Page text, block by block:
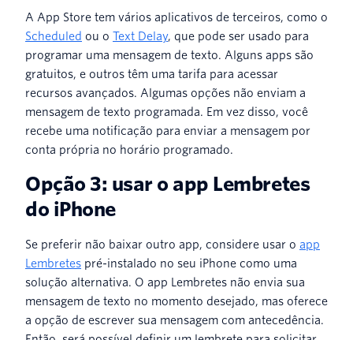
A App Store tem vários aplicativos de terceiros, como o
Scheduled ou o Text Delay, que pode ser usado para
programar uma mensagem de texto. Alguns apps são
gratuitos, e outros têm uma tarifa para acessar
recursos avançados. Algumas opções não enviam a
mensagem de texto programada. Em vez disso, você
recebe uma notificação para enviar a mensagem por
conta própria no horário programado.
Opção 3: usar o app Lembretes
do iPhone
Se preferir não baixar outro app, considere usar o app
Lembretes pré-instalado no seu iPhone como uma
solução alternativa. O app Lembretes não envia sua
mensagem de texto no momento desejado, mas oferece
a opção de escrever sua mensagem com antecedência.